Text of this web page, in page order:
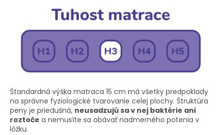
Štandardná výška matraca 15 cm má všetky predpoklady
na správne fyziologické tvarovanie celej plochy. Štruktúra
peny je priedušná, neusadzujú sa v nej baktérie ani
roztoče a nemusíte sa obávať nadmerného potenia v
lôžku.